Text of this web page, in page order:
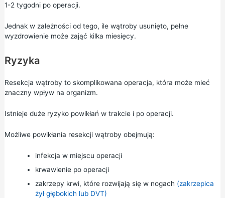
1-2 tygodni po operacji.
Jednak w zależności od tego, ile wątroby usunięto, pełne
wyzdrowienie może zająć kilka miesięcy.
Ryzyka
Resekcja wątroby to skomplikowana operacja, która może mieć
znaczny wpływ na organizm.
Istnieje duże ryzyko powikłań w trakcie i po operacji.
Możliwe powikłania resekcji wątroby obejmują:
infekcja w miejscu operacji
krwawienie po operacji
zakrzepy krwi, które rozwijają się w nogach (zakrzepica
żył głębokich lub DVT)